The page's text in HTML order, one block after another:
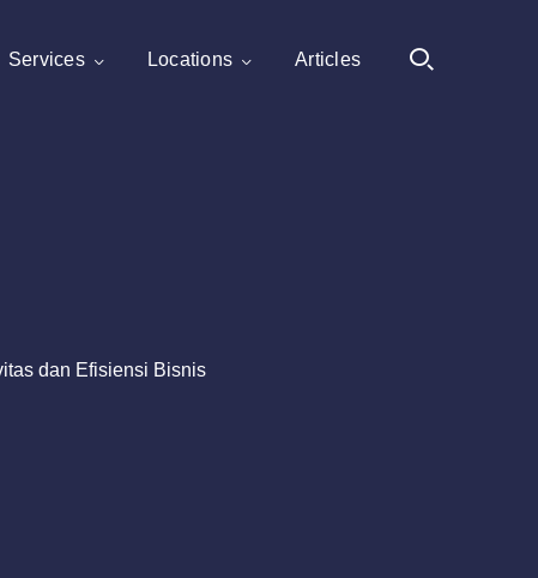
Services Locations Articles
dan Efisiensi Bisnis